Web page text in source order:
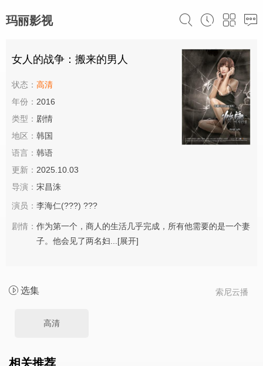
玛丽影视
女人的战争：搬来的男人
状态： 高清
年份： 2016
类型： 剧情
地区： 韩国
语言： 韩语
更新： 2025.10.03
导演： 宋昌洙
演员： 李海仁(???) ???
剧情： 作为第一个，商人的生活几乎完成，所有他需要的是一个妻
子。他会见了两名妇... [展开]
索尼云播
选集
高清
相关推荐